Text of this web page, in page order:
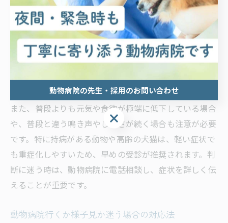
動物病院へ早めに行くべき症状には、明らかな急変や命
に関わるサインがあります。例えば、呼吸が苦しそう、
けいれん、意識がもうろうとしている、出血が止まらな
い、尿が出ない、嘔吐や下痢が何度も続く、などが挙げ
られます。これらは緊急性が高く、すぐに獣医師の診察
が必要です。
また、普段よりも元気や食欲が極端に低下している場合
や、普段と違う鳴き声やしぐさが続く場合も注意が必要
です。特に持病がある動物や高齢の犬猫は、軽い症状で
も重症化しやすいため、早めの受診が推奨されます。判
断に迷う時は、動物病院に電話相談し、症状を詳しく伝
えることが重要です。
動物病院行くか様子見か迷う場合の対応法
動物病院の先生・採用のお問い合わせ
動物病院の先生・採用のお問い合わせ